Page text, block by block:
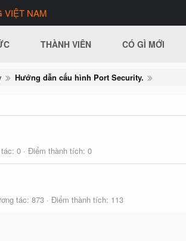
VIỆT NAM
THÀNH VIÊN CÓ GÌ MỚI
Hướng dẫn cấu hình Port Security.
0 Điểm thành tích 0
tác 873 Điểm thành tích 113